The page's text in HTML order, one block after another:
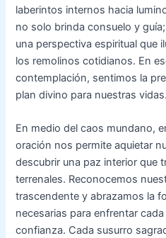
laberintos internos hacia
no solo brinda consuelo y
una perspectiva espiritual que
los remolinos cotidianos. En
contemplación, sentimos la
plan divino para nuestras vidas.
En medio del caos mundano,
oración nos permite aquietar
descubrir una paz interior que
terrenales. Reconocemos
trascendente y abrazamos la
necesarias para enfrentar
confianza. Cada susurro